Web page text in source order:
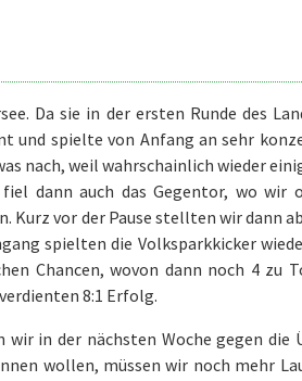
Da sie in der ersten Runde des
und spielte von Anfang an sehr
nach, weil wahrschainlich wieder
dann auch das Gegentor, wo wir
Kurz vor der Pause stellten wir dann
spielten die Volksparkkicker
Chancen, wovon dann noch 4 zu
8:1 Erfolg.
in der nächsten Woche gegen die
wollen, müssen wir noch mehr